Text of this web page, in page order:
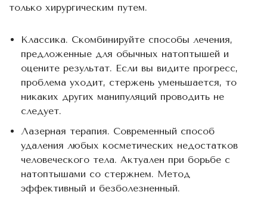
только хирургическим путем.
Классика. Скомбинируйте способы лечения,
предложенные для обычных натоптышей и
оцените результат. Если вы видите прогресс,
проблема уходит, стержень уменьшается, то
никаких других манипуляций проводить не
следует.
Лазерная терапия. Современный способ
удаления любых косметических недостатков
человеческого тела. Актуален при борьбе с
натоптышами со стержнем. Метод
эффективный и безболезненный.